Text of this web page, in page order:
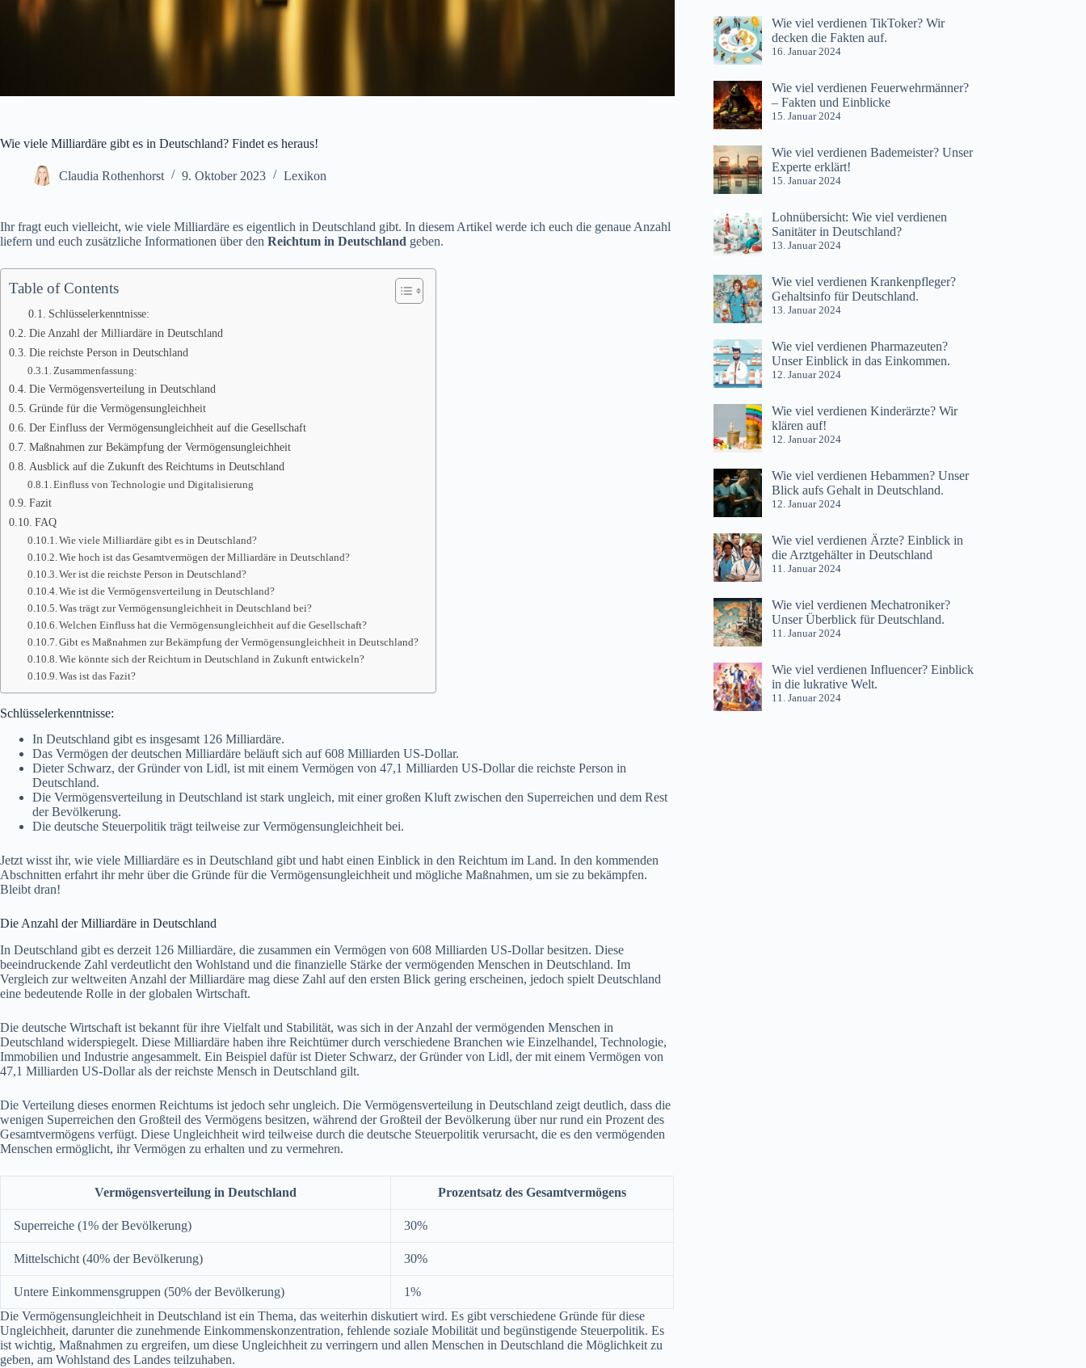
Wie viele Milliardäre gibt es in Deutschland? Findet es heraus!
Claudia Rothenhorst 9. Oktober 2023 Lexikon
Ihr fragt euch vielleicht, wie viele Milliardäre es eigentlich in Deutschland gibt. In diesem Artikel werde ich euch die genaue Anzahl
liefern und euch zusätzliche Informationen über den Reichtum in Deutschland geben.
Table of Contents
Schlüsselerkenntnisse:
Die Anzahl der Milliardäre in Deutschland
Die reichste Person in Deutschland
Zusammenfassung:
Die Vermögensverteilung in Deutschland
Gründe für die Vermögensungleichheit
Der Einfluss der Vermögensungleichheit auf die Gesellschaft
Maßnahmen zur Bekämpfung der Vermögensungleichheit
Ausblick auf die Zukunft des Reichtums in Deutschland
Einfluss von Technologie und Digitalisierung
Fazit
FAQ
Wie viele Milliardäre gibt es in Deutschland?
Wie hoch ist das Gesamtvermögen der Milliardäre in Deutschland?
Wer ist die reichste Person in Deutschland?
Wie ist die Vermögensverteilung in Deutschland?
Was trägt zur Vermögensungleichheit in Deutschland bei?
Welchen Einfluss hat die Vermögensungleichheit auf die Gesellschaft?
Gibt es Maßnahmen zur Bekämpfung der Vermögensungleichheit in Deutschland?
Wie könnte sich der Reichtum in Deutschland in Zukunft entwickeln?
Was ist das Fazit?
Schlüsselerkenntnisse:
In Deutschland gibt es insgesamt 126 Milliardäre.
Das Vermögen der deutschen Milliardäre beläuft sich auf 608 Milliarden US-Dollar.
Dieter Schwarz, der Gründer von Lidl, ist mit einem Vermögen von 47,1 Milliarden US-Dollar die reichste Person in
Deutschland.
Die Vermögensverteilung in Deutschland ist stark ungleich, mit einer großen Kluft zwischen den Superreichen und dem Rest
der Bevölkerung.
Die deutsche Steuerpolitik trägt teilweise zur Vermögensungleichheit bei.
Jetzt wisst ihr, wie viele Milliardäre es in Deutschland gibt und habt einen Einblick in den Reichtum im Land. In den kommenden
Abschnitten erfahrt ihr mehr über die Gründe für die Vermögensungleichheit und mögliche Maßnahmen, um sie zu bekämpfen.
Bleibt dran!
Die Anzahl der Milliardäre in Deutschland
In Deutschland gibt es derzeit 126 Milliardäre, die zusammen ein Vermögen von 608 Milliarden US-Dollar besitzen. Diese
beeindruckende Zahl verdeutlicht den Wohlstand und die finanzielle Stärke der vermögenden Menschen in Deutschland. Im
Vergleich zur weltweiten Anzahl der Milliardäre mag diese Zahl auf den ersten Blick gering erscheinen, jedoch spielt Deutschland
eine bedeutende Rolle in der globalen Wirtschaft.
Die deutsche Wirtschaft ist bekannt für ihre Vielfalt und Stabilität, was sich in der Anzahl der vermögenden Menschen in
Deutschland widerspiegelt. Diese Milliardäre haben ihre Reichtümer durch verschiedene Branchen wie Einzelhandel, Technologie,
Immobilien und Industrie angesammelt. Ein Beispiel dafür ist Dieter Schwarz, der Gründer von Lidl, der mit einem Vermögen von
47,1 Milliarden US-Dollar als der reichste Mensch in Deutschland gilt.
Die Verteilung dieses enormen Reichtums ist jedoch sehr ungleich. Die Vermögensverteilung in Deutschland zeigt deutlich, dass die
wenigen Superreichen den Großteil des Vermögens besitzen, während der Großteil der Bevölkerung über nur rund ein Prozent des
Gesamtvermögens verfügt. Diese Ungleichheit wird teilweise durch die deutsche Steuerpolitik verursacht, die es den vermögenden
Menschen ermöglicht, ihr Vermögen zu erhalten und zu vermehren.
Vermögensverteilung in Deutschland Prozentsatz des Gesamtvermögens
Superreiche (1% der Bevölkerung) 30%
Mittelschicht (40% der Bevölkerung) 30%
Untere Einkommensgruppen (50% der Bevölkerung)
1%
Die Vermögensungleichheit in Deutschland ist ein Thema, das weiterhin diskutiert wird. Es gibt verschiedene Gründe für diese
Ungleichheit, darunter die zunehmende Einkommenskonzentration, fehlende soziale Mobilität und begünstigende Steuerpolitik. Es
ist wichtig, Maßnahmen zu ergreifen, um diese Ungleichheit zu verringern und allen Menschen in Deutschland die Möglichkeit zu
geben, am Wohlstand des Landes teilzuhaben.
Wie viel verdienen TikToker? Wir
decken die Fakten auf.
16. Januar 2024
Wie viel verdienen Feuerwehrmänner?
– Fakten und Einblicke
15. Januar 2024
Wie viel verdienen Bademeister? Unser
Experte erklärt!
15. Januar 2024
Lohnübersicht: Wie viel verdienen
Sanitäter in Deutschland?
13. Januar 2024
Wie viel verdienen Krankenpfleger?
Gehaltsinfo für Deutschland.
13. Januar 2024
Wie viel verdienen Pharmazeuten?
Unser Einblick in das Einkommen.
12. Januar 2024
Wie viel verdienen Kinderärzte? Wir
klären auf!
12. Januar 2024
Wie viel verdienen Hebammen? Unser
Blick aufs Gehalt in Deutschland.
12. Januar 2024
Wie viel verdienen Ärzte? Einblick in
die Arztgehälter in Deutschland
11. Januar 2024
Wie viel verdienen Mechatroniker?
Unser Überblick für Deutschland.
11. Januar 2024
Wie viel verdienen Influencer? Einblick
in die lukrative Welt.
11. Januar 2024